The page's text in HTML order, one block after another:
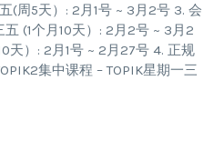
(周5天）: 2月1号 ~ 3月2号 3. 会
(1个月10天）: 2月2号 ~ 3月2
天）: 2月1号 ~ 2月27号 4. 正规
集中课程 – TOPIK星期一三